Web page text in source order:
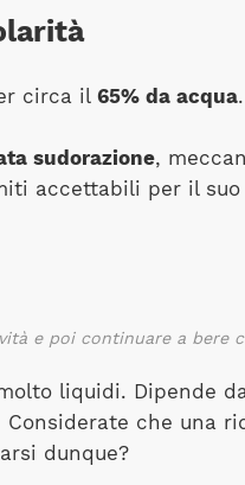
circa il 65% da acqua
sudorazione,
accettabili per il
e poi continuare a bere
liquidi. Dipende
che una
dunque?